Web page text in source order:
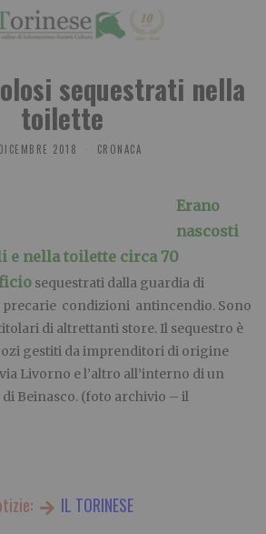
sequestrati nella
toilette
2018 CRONACA
Erano
nascosti
e nella toilette circa 70
sequestrati dalla guardia di
condizioni antincendio. Sono
di altrettanti store. Il sequestro è
gestiti da imprenditori di origine
Livorno e l’altro all’interno di un
Beinasco. (foto archivio – il
IL TORINESE